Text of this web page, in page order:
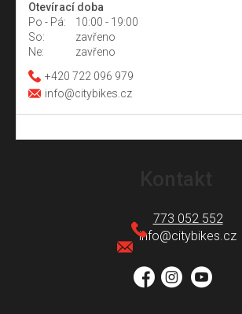
Otevírací doba
Po - Pá:
10:00 - 19:00
So:
zavřeno
Ne:
zavřeno
+420 722 096 979
info@citybikes.cz
info@citybikes.cz
773 052 552